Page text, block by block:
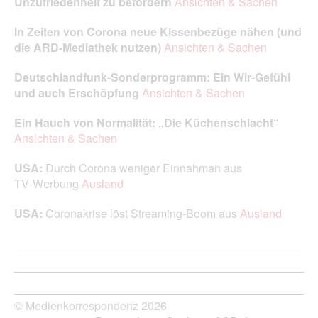
In Zeiten von Corona neue Kissenbezüge nähen (und
die ARD-Mediathek nutzen)Ansichten & Sachen
Deutschlandfunk-Sonderprogramm: Ein Wir‑Gefühl
und auch Erschöpfung Ansichten & Sachen
Ein Hauch von Normalität: „Die Küchenschlacht“
Ansichten & Sachen
USA: Durch Corona weniger Einnahmen aus
TV‑Werbung Ausland
USA: Coronakrise löst Streaming‑Boom aus Ausland
© Medienkorrespondenz 2026